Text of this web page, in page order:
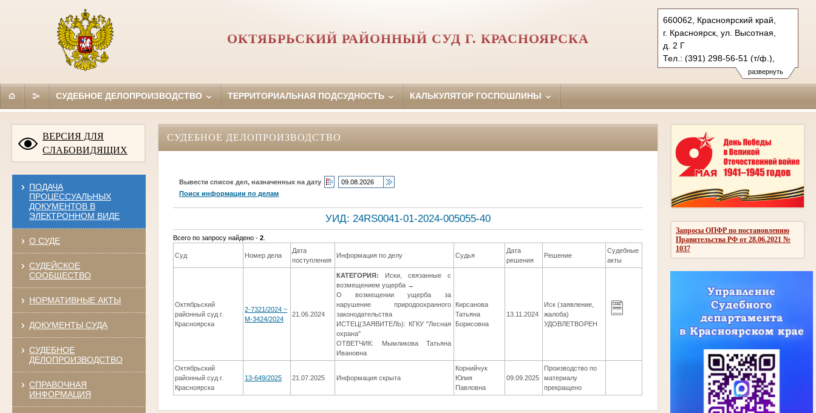
развернуть
660062, Красноярский край,
г. Красноярск, ул. Высотная,
д. 2 Г
Тел.: (391) 298-56-51 (т/ф.),
(391) 246-25-03
oktyabr.krk@sudrf.ru
ОКТЯБРЬСКИЙ РАЙОННЫЙ СУД Г. КРАСНОЯРСКА
СУДЕБНОЕ ДЕЛОПРОИЗВОДСТВО ТЕРРИТОРИАЛЬНАЯ ПОДСУДНОСТЬ КАЛЬКУЛЯТОР ГОСПОШЛИНЫ
ВЕРСИЯ ДЛЯ
СЛАБОВИДЯЩИХ
ПОДАЧА
ПРОЦЕССУАЛЬНЫХ
ДОКУМЕНТОВ В
ЭЛЕКТРОННОМ ВИДЕ
О СУДЕ
СУДЕЙСКОЕ
СООБЩЕСТВО
НОРМАТИВНЫЕ АКТЫ
ДОКУМЕНТЫ СУДА
СУДЕБНОЕ
ДЕЛОПРОИЗВОДСТВО
СПРАВОЧНАЯ
ИНФОРМАЦИЯ
Запросы ОПФР по постановлению
Правительства РФ от 28.06.2021 №
1037
СУДЕБНОЕ ДЕЛОПРОИЗВОДСТВО
Вывести список дел, назначенных на дату
Поиск информации по делам
УИД: 24RS0041-01-2024-005055-40
Всего по запросу найдено -2
Суд Номер дела
Дата
поступления
Информация по делу Судья
Дата
решения
Решение
Судебные
акты
Октябрьский
районный суд г.
Красноярска
2-7321/2024 ~
М-3424/2024
21.06.2024
КАТЕГОРИЯ: Иски, связанные с
возмещением ущерба →
О возмещении ущерба за
нарушение природоохранного
законодательства
ИСТЕЦ(ЗАЯВИТЕЛЬ): КГКУ "Лесная
охрана"
ОТВЕТЧИК: Мымликова Татьяна
Ивановна
Кирсанова
Татьяна
Борисовна
13.11.2024
Иск (заявление,
жалоба)
УДОВЛЕТВОРЕН
Октябрьский
районный суд г.
Красноярска
13-649/2025 21.07.2025 Информация скрыта
Корнийчук
Юлия
Павловна
09.09.2025
Производство по
материалу
прекращено